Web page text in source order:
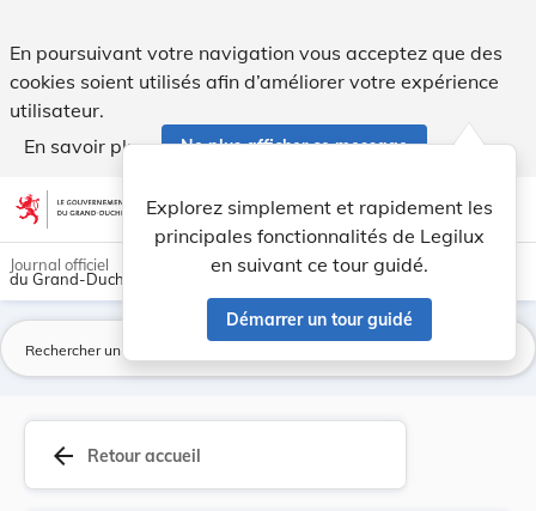
En poursuivant votre navigation vous acceptez que des
cookies soient utilisés afin d’améliorer votre expérience
utilisateur.
En savoir plus
Ne plus afficher ce message
Aller au contenu account_circle help Aide
Explorez simplement et rapidement les
principales fonctionnalités de Legilux
en suivant ce tour guidé.
Démarrer un tour guidé
light_mode dark_mode
Journal officiel
du Grand-Duché de Luxembourg
arrow_back Retour accueil